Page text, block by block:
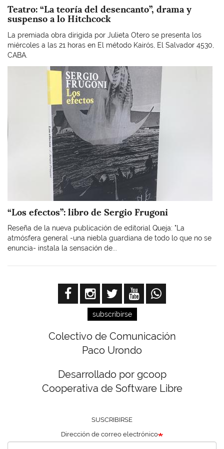
Teatro: “La teoría del desencanto”, drama y
suspenso a lo Hitchcock
La premiada obra dirigida por Julieta Otero se presenta los
miércoles a las 21 horas en El método Kairós, El Salvador 4530,
CABA.
“Los efectos”: libro de Sergio Frugoni
Reseña de la nueva publicación de editorial Queja: "La
atmósfera general -una niebla guardiana de todo lo que no se
enuncia- instala la sensación de...
subscribirse
Colectivo de Comunicación
Paco Urondo
Desarrollado por gcoop
Cooperativa de Software Libre
SUSCRIBIRSE
Dirección de correo electrónico